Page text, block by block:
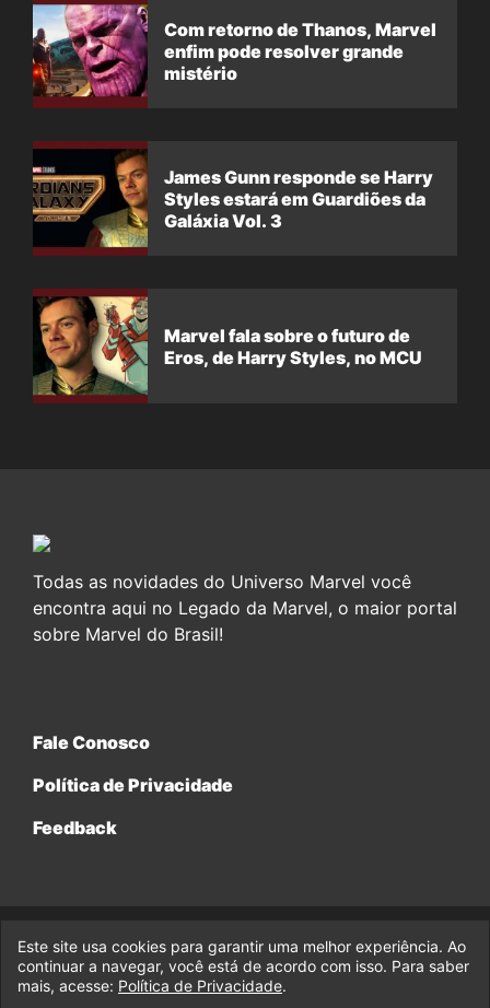
Com retorno de Thanos, Marvel
enfim pode resolver grande
mistério
James Gunn responde se Harry
Styles estará em Guardiões da
Galáxia Vol. 3
Marvel fala sobre o futuro de
Eros, de Harry Styles, no MCU
Todas as novidades do Universo Marvel você
encontra aqui no Legado da Marvel, o maior portal
sobre Marvel do Brasil!
Fale Conosco
Política de Privacidade
Feedback
© 2017-2026 Legado da Marvel, uma empresa da Legado
Enterprises.
Este site usa cookies para garantir uma melhor experiência. Ao
continuar a navegar, você está de acordo com isso. Para saber
mais, acesse: Política de Privacidade.